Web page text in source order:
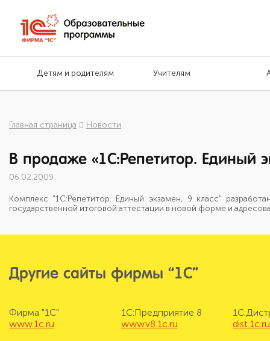
Детям и родителям Учителям
Главная страница Новости
В продаже «1С:Репетитор. Единый
06.02.2009
Комплекс "1C:Репетитор. Единый экзамен, 9 класс"
государственной итоговой аттестации в новой форме и
Другие сайты фирмы “1С”
Фирма "1С"
www.1c.ru
1С:Предприятие 8
www.v8.1c.ru
dist.1c.ru